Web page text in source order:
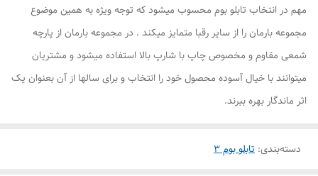
مهم در انتخاب تابلو بوم محسوب میشود که توجه ویژه به همین موضوع
مجموعه بارمان را از سایر رقبا متمایز میکند . در مجموعه بارمان از پارچه
شمعی مقاوم و مخصوص چاپ با شارپ بالا استفاده میشود و مشتریان
میتوانند با خیال آسوده محصول خود را انتخاب و برای سالها از آن بعنوان یک
اثر ماندگار بهره ببرند.
دسته‌بندی: تابلو بوم 3